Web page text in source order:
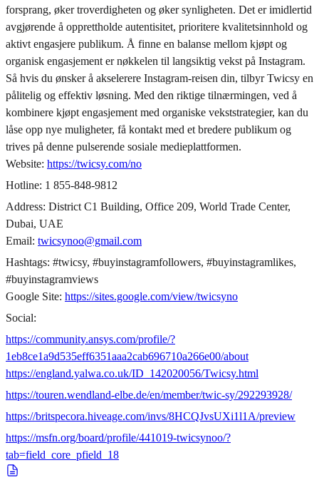
forsprang, øker troverdigheten og øker synligheten. Det er imidlertid
avgjørende å opprettholde autentisitet, prioritere kvalitetsinnhold og
aktivt engasjere publikum. Å finne en balanse mellom kjøpt og
organisk engasjement er nøkkelen til langsiktig vekst på Instagram.
Så hvis du ønsker å akselerere Instagram-reisen din, tilbyr Twicsy en
pålitelig og effektiv løsning. Med den riktige tilnærmingen, ved å
kombinere kjøpt engasjement med organiske vekststrategier, kan du
låse opp nye muligheter, få kontakt med et bredere publikum og
trives på denne pulserende sosiale medieplattformen.
Website: https://twicsy.com/no
Hotline: 1 855-848-9812
Address: District C1 Building, Office 209, World Trade Center,
Dubai, UAE
Email: twicsynoo@gmail.com
Hashtags: #twicsy, #buyinstagramfollowers, #buyinstagramlikes,
#buyinstagramviews
Google Site: https://sites.google.com/view/twicsyno
Social:
https://community.ansys.com/profile/?
1eb8ce1a9d535eff6351aaa2cab696710a266e00/about
https://england.yalwa.co.uk/ID_142020056/Twicsy.html
https://touren.wendland-elbe.de/en/member/twic-sy/292293928/
https://britspecora.hiveage.com/invs/8HCQJvsUXi1l1A/preview
https://msfn.org/board/profile/441019-twicsynoo/?
tab=field_core_pfield_18